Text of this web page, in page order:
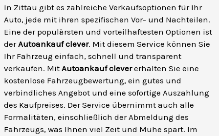
In Zittau gibt es zahlreiche Verkaufsoptionen für Ihr
Auto, jede mit ihren spezifischen Vor- und Nachteilen.
Eine der populärsten und vorteilhaftesten Optionen ist
derAutoankauf clever. Mit diesem Service können Sie
Ihr Fahrzeug einfach, schnell und transparent
verkaufen. Mit Autoankauf clevererhalten Sie eine
kostenlose Fahrzeugbewertung, ein gutes und
verbindliches Angebot und eine sofortige Auszahlung
des Kaufpreises. Der Service übernimmt auch alle
Formalitäten, einschließlich der Abmeldung des
Fahrzeugs, was Ihnen viel Zeit und Mühe spart. Im